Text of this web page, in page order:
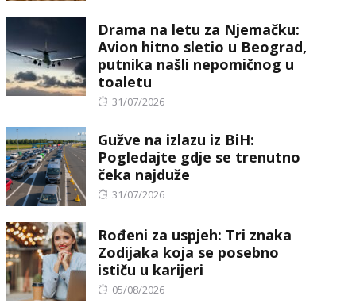
Drama na letu za Njemačku:
Avion hitno sletio u Beograd,
putnika našli nepomičnog u
toaletu
Posted
31/07/2026
Gužve na izlazu iz BiH:
Pogledajte gdje se trenutno
čeka najduže
Posted
31/07/2026
Rođeni za uspjeh: Tri znaka
Zodijaka koja se posebno
ističu u karijeri
Posted
05/08/2026